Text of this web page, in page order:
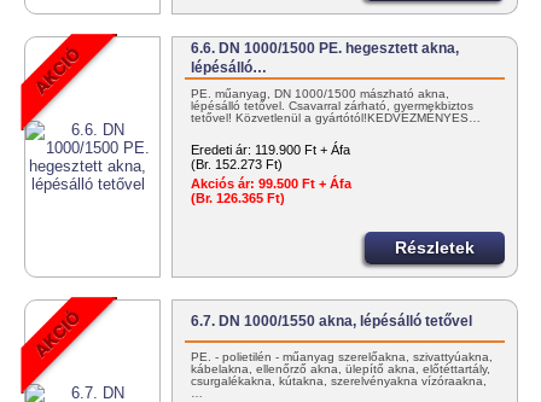
6.6. DN 1000/1500 PE. hegesztett akna,
lépésálló…
PE. műanyag, DN 1000/1500 mászható akna,
lépésálló tetővel. Csavarral zárható, gyermekbiztos
tetővel! Közvetlenül a gyártótól!KEDVEZMÉNYES…
Eredeti ár: 119.900 Ft + Áfa
(Br. 152.273 Ft)
Akciós ár: 99.500 Ft + Áfa
(Br. 126.365 Ft)
Részletek
6.7. DN 1000/1550 akna, lépésálló tetővel
PE. - polietilén - műanyag szerelőakna, szivattyúakna,
kábelakna, ellenőrző akna, ülepítő akna, előtéttartály,
csurgalékakna, kútakna, szerelvényakna vízóraakna,
…